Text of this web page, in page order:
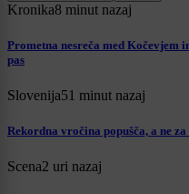
Kronika8 minut nazaj
Prometna nesreča med Kočevjem
pas
Slovenija51 minut nazaj
Rekordna vročina popušča, a ne
Scena2 uri nazaj